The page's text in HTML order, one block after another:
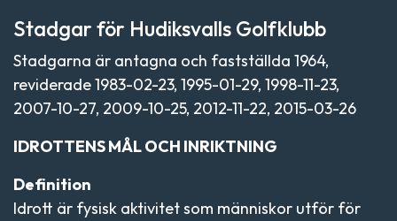
Stadgar för Hudiksvalls Golfklubb
Stadgarna är antagna och fastställda 1964,
reviderade 1983-02-23, 1995-01-29, 1998-11-23,
2007-10-27, 2009-10-25, 2012-11-22, 2015-03-26
IDROTTENS MÅL OCH INRIKTNING
Definition
Idrott är fysisk aktivitet som människor utför för